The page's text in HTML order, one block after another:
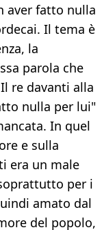
aver fatto nulla
Il tema è
la
parola che
re davanti alla
nulla per lui"
In quel
e sulla
era un male
per i
amato dal
del popolo,